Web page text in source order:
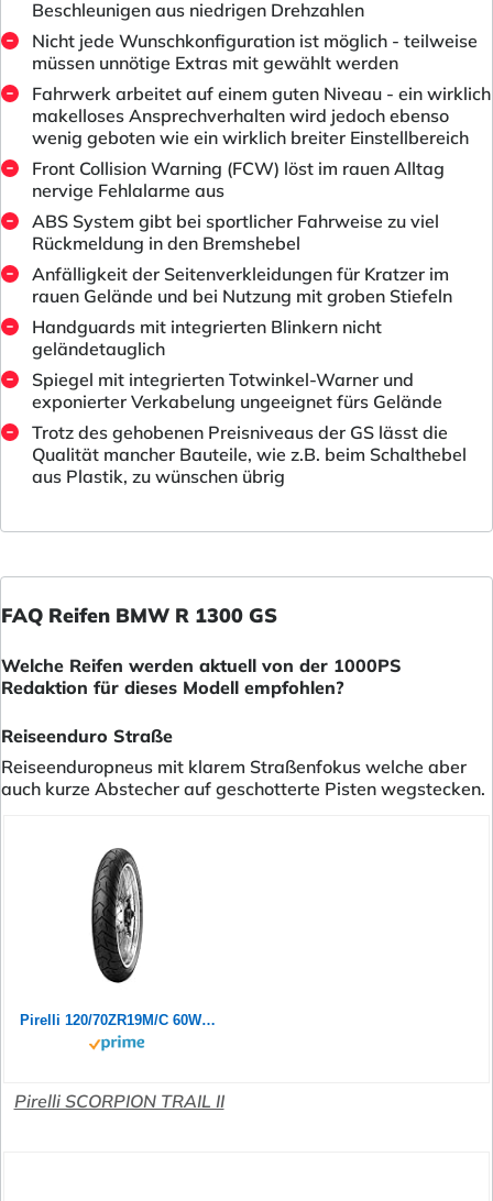
Beschleunigen aus niedrigen Drehzahlen
Nicht jede Wunschkonfiguration ist möglich - teilweise
müssen unnötige Extras mit gewählt werden
Fahrwerk arbeitet auf einem guten Niveau - ein wirklich
makelloses Ansprechverhalten wird jedoch ebenso
wenig geboten wie ein wirklich breiter Einstellbereich
Front Collision Warning (FCW) löst im rauen Alltag
nervige Fehlalarme aus
ABS System gibt bei sportlicher Fahrweise zu viel
Rückmeldung in den Bremshebel
Anfälligkeit der Seitenverkleidungen für Kratzer im
rauen Gelände und bei Nutzung mit groben Stiefeln
Handguards mit integrierten Blinkern nicht
geländetauglich
Spiegel mit integrierten Totwinkel-Warner und
exponierter Verkabelung ungeeignet fürs Gelände
Trotz des gehobenen Preisniveaus der GS lässt die
Qualität mancher Bauteile, wie z.B. beim Schalthebel
aus Plastik, zu wünschen übrig
FAQ Reifen BMW R 1300 GS
Welche Reifen werden aktuell von der 1000PS
Redaktion für dieses Modell empfohlen?
Reiseenduro Straße
Reiseenduropneus mit klarem Straßenfokus welche aber
auch kurze Abstecher auf geschotterte Pisten wegstecken.
Pirelli 120/70ZR19M/C 60W TL, Scorpion Trail Ii, 120/70 ZR19 60W (2)
Pirelli SCORPION TRAIL II